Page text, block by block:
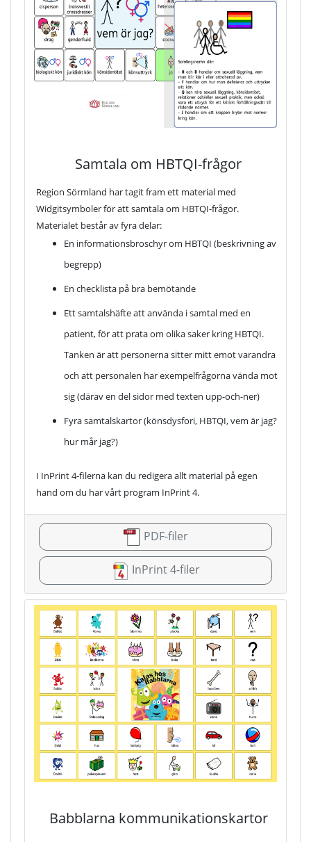
Samtala om HBTQI-frågor
Region Sörmland har tagit fram ett material med
Widgitsymboler för att samtala om HBTQI-frågor.
Materialet består av fyra delar:
En informationsbroschyr om HBTQI (beskrivning av
begrepp)
En checklista på bra bemötande
Ett samtalshäfte att använda i samtal med en
patient, för att prata om olika saker kring HBTQI.
Tanken är att personerna sitter mitt emot varandra
och att personalen har exempelfrågorna vända mot
sig (därav en del sidor med texten upp-och-ner)
Fyra samtalskartor (könsdysfori, HBTQI, vem är jag?
hur mår jag?)
I InPrint 4-filerna kan du redigera allt material på egen
hand om du har vårt program InPrint 4.
PDF-filer
InPrint 4-filer
Babblarna kommunikationskartor